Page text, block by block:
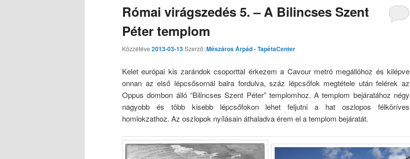
Római virágszedés 5. – A Bilincses Szent
Péter templom
Közzétéve 2013-03-13Szerző:Mészáros Árpád - TapétaCenter
Kelet európai kis zarándok csoporttal érkezem a Cavour metró megállóhoz és kilépve
onnan az első lépcsősornál balra fordulva, száz lépcsőfok megtétele után felérek az
Oppus dombon álló “Bilincses Szent Péter” templomhoz. A templom bejáratához négy
nagyobb és több kisebb lépcsőfokon lehet feljutni a hat oszlopos félköríves
homlokzathoz. Az oszlopok nyílásain áthaladva érem el a templom bejáratát.